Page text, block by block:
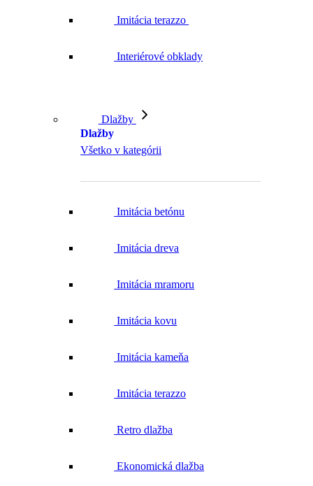
Imitácia terazzo
Interiérové obklady
Dlažby
Dlažby
Všetko v kategórii
Imitácia betónu
Imitácia dreva
Imitácia mramoru
Imitácia kovu
Imitácia kameňa
Imitácia terazzo
Retro dlažba
Ekonomická dlažba